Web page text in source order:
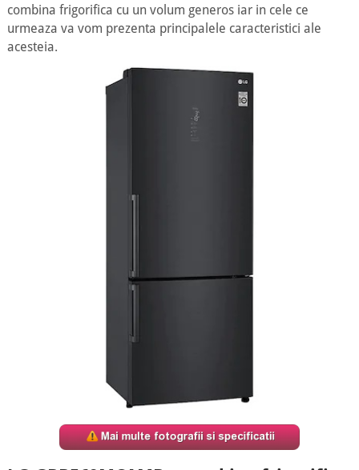
combina frigorifica cu un volum generos iar in cele ce
urmeaza va vom prezenta principalele caracteristici ale
acesteia.